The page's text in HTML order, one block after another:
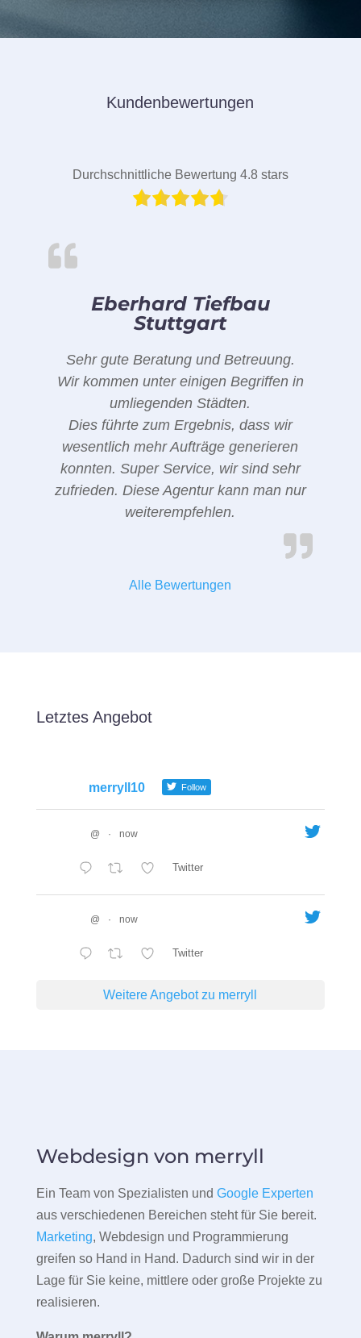
Kundenbewertungen
Durchschnittliche Bewertung 4.8 stars
Eberhard Tiefbau
Stuttgart
Sehr gute Beratung und Betreuung.
Wir kommen unter einigen Begriffen in
umliegenden Städten.
Dies führte zum Ergebnis, dass wir
wesentlich mehr Aufträge generieren
konnten. Super Service, wir sind sehr
zufrieden. Diese Agentur kann man nur
weiterempfehlen.
Alle Bewertungen
Letztes Angebot
merryll10 Follow
@ · now
Twitter
@ · now
Twitter
Weitere Angebot zu merryll
Webdesign von merryll
Ein Team von Spezialisten und Google Experten
aus verschiedenen Bereichen steht für Sie bereit.
Marketing, Webdesign und Programmierung
greifen so Hand in Hand. Dadurch sind wir in der
Lage für Sie keine, mittlere oder große Projekte zu
realisieren.